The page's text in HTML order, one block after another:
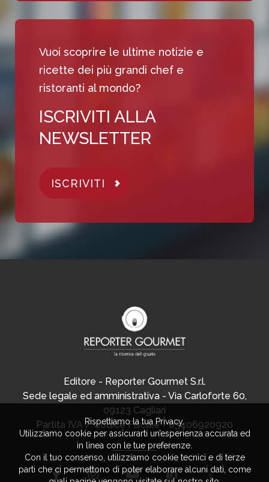
Vuoi scoprire le ultime notizie e
ricette dei più grandi chef e
ristoranti al mondo?
ISCRIVITI ALLA
NEWSLETTER
ISCRIVITI
Editore - Reporter Gourmet S.r.l.
Sede legale ed amministrativa - Via Carloforte 60,
09123 Cagliari
Partita IVA / Codice Fiscale - 03406920920
Rispettiamo la tua Privacy.
Utilizziamo cookie per assicurarti un’esperienza accurata ed
in linea con le tue preferenze.
Con il tuo consenso, utilizziamo cookie tecnici e di terze
parti che ci permettono di poter elaborare alcuni dati, come